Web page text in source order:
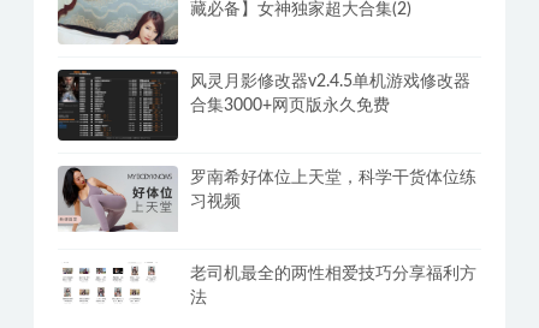
藏必备】女神独家超大合集(2)
风灵月影修改器v2.4.5单机游戏修改器
合集3000+网页版永久免费
罗南希好体位上天堂，科学干货体位练
习视频
老司机最全的两性相爱技巧分享福利方
法